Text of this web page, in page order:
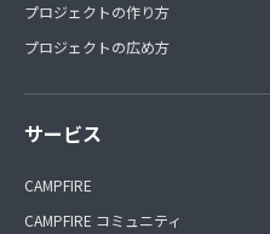
プロジェクトの作り方
プロジェクトの広め方
サービス
CAMPFIRE
CAMPFIRE コミュニティ